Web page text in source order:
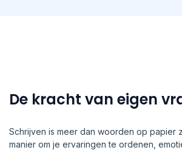
De kracht van eigen
Schrijven is meer dan woorden op papier
manier om je ervaringen te ordenen,